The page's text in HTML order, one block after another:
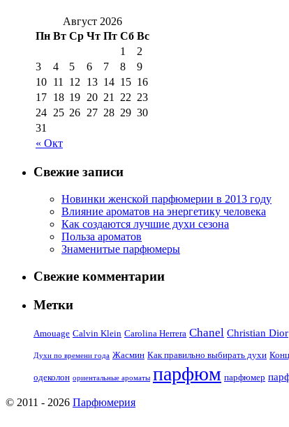
Август 2026
Пн Вт Ср Чт Пт Сб Вс
« Окт
1
2
3
4 5 6 7 8
9
10 11 12 13 14 15 16
17 18 19 20 21 22 23
24 25 26 27 28 29 30
31
Свежие записи
Новинки женской парфюмерии в 2013 году
Влияние ароматов на энергетику человека
Как создаются лучшие духи сезона
Польза ароматов
Знаменитые парфюмеры
Свежие комментарии
Метки
Amouage Calvin Klein Carolina Herrera Chanel Christian Dior
Духи по времени года Жасмин Как правильно выбирать духи
одеколон ориентальные ароматы парфюм парфюмер
© 2011 - 2026 Парфюмерия